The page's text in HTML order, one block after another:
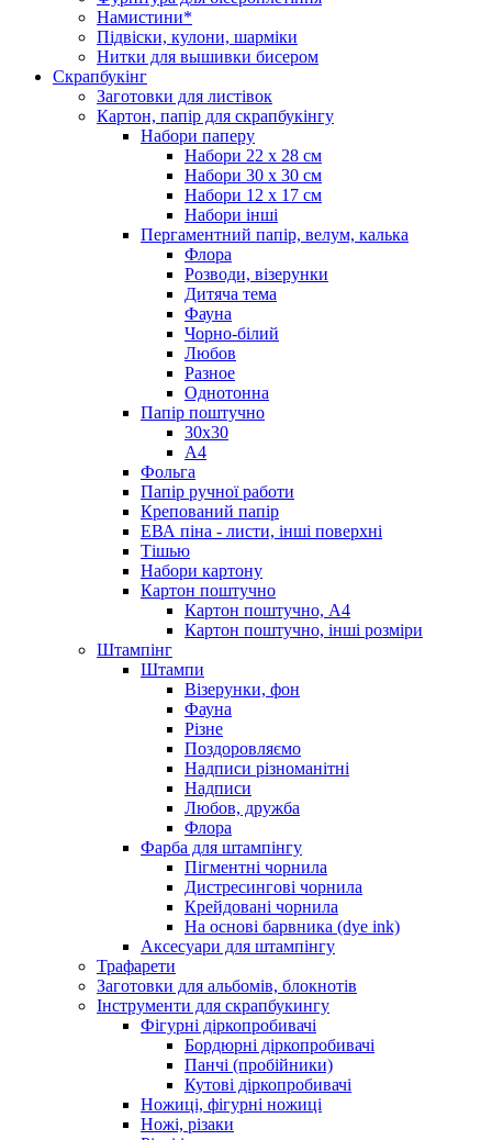
Намистини*
Підвіски, кулони, шарміки
Нитки для вышивки бисером
Скрапбукінг
Заготовки для листівок
Картон, папір для скрапбукінгу
Набори паперу
Набори 22 х 28 см
Набори 30 х 30 см
Набори 12 х 17 см
Набори інші
Пергаментний папір, велум, калька
Флора
Розводи, візерунки
Дитяча тема
Фауна
Чорно-білий
Любов
Разное
Однотонна
Папір поштучно
30х30
А4
Фольга
Папір ручної работи
Крепований папір
ЕВА піна - листи, інші поверхні
Тішью
Набори картону
Картон поштучно
Картон поштучно, А4
Картон поштучно, інші розміри
Штампінг
Штампи
Візерунки, фон
Фауна
Різне
Поздоровляємо
Надписи різноманітні
Надписи
Любов, дружба
Флора
Фарба для штампінгу
Пігментні чорнила
Дистресингові чорнила
Крейдовані чорнила
На основі барвника (dye ink)
Аксесуари для штампінгу
Трафарети
Заготовки для альбомів, блокнотів
Інструменти для скрапбукингу
Фігурні діркопробивачі
Бордюрні діркопробивачі
Панчі (пробійники)
Кутові діркопробивачі
Ножиці, фігурні ножиці
Ножі, різаки